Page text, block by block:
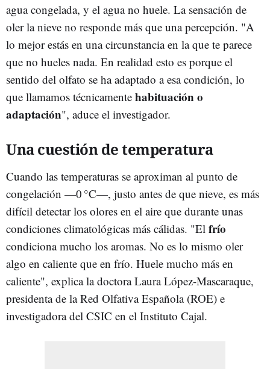
agua congelada, y el agua no huele. La sensación de
oler la nieve no responde más que una percepción. "A
lo mejor estás en una circunstancia en la que te parece
que no hueles nada. En realidad esto es porque el
sentido del olfato se ha adaptado a esa condición, lo
que llamamos técnicamente habituación o
adaptación", aduce el investigador.
Una cuestión de temperatura
Cuando las temperaturas se aproximan al punto de
congelación —0 °C—, justo antes de que nieve, es más
difícil detectar los olores en el aire que durante unas
condiciones climatológicas más cálidas. "El frío
condiciona mucho los aromas. No es lo mismo oler
algo en caliente que en frío. Huele mucho más en
caliente", explica la doctora Laura López-Mascaraque,
presidenta de la Red Olfativa Española (ROE) e
investigadora del CSIC en el Instituto Cajal.